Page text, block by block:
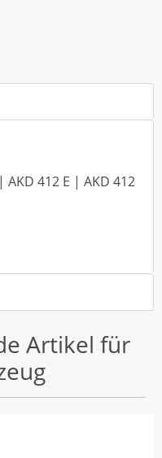
412 E | AKD 412
Artikel für